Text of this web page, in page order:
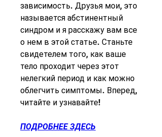
зависимость. Друзья мои, это
называется абстинентный
синдром и я расскажу вам все
о нем в этой статье. Станьте
свидетелем того, как ваше
тело проходит через этот
нелегкий период и как можно
облегчить симптомы. Вперед,
читайте и узнавайте!
ПОДРОБНЕЕ ЗДЕСЬ